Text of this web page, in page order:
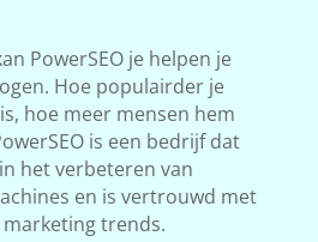
PowerSEO je helpen je
Hoe populairder je
hoe meer mensen hem
is een bedrijf dat
het verbeteren van
en is vertrouwd met
trends.